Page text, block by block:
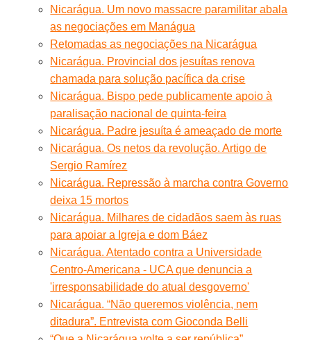
Nicarágua. Um novo massacre paramilitar abala
as negociações em Manágua
Retomadas as negociações na Nicarágua
Nicarágua. Provincial dos jesuítas renova
chamada para solução pacífica da crise
Nicarágua. Bispo pede publicamente apoio à
paralisação nacional de quinta-feira
Nicarágua. Padre jesuíta é ameaçado de morte
Nicarágua. Os netos da revolução. Artigo de
Sergio Ramírez
Nicarágua. Repressão à marcha contra Governo
deixa 15 mortos
Nicarágua. Milhares de cidadãos saem às ruas
para apoiar a Igreja e dom Báez
Nicarágua. Atentado contra a Universidade
Centro-Americana - UCA que denuncia a
'irresponsabilidade do atual desgoverno'
Nicarágua. “Não queremos violência, nem
ditadura”. Entrevista com Gioconda Belli